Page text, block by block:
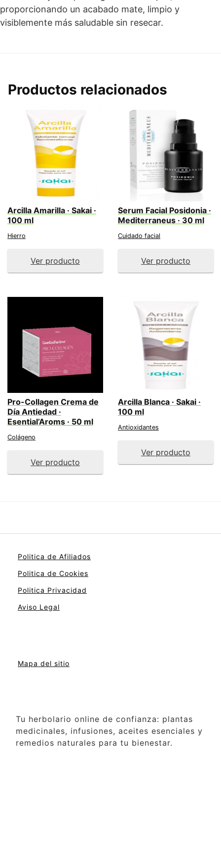
proporcionando un acabado mate, limpio y
visiblemente más saludable sin resecar.
Productos relacionados
Arcilla Amarilla · Sakai ·
100 ml
Hierro
Ver producto
Serum Facial Posidonia ·
Mediterraneus · 30 ml
Cuidado facial
Ver producto
Pro-Collagen Crema de
Día Antiedad ·
Esential’Aroms · 50 ml
Colágeno
Ver producto
Arcilla Blanca · Sakai ·
100 ml
Antioxidantes
Ver producto
Politica de Afiliados
Politica de Cookies
Politica Privacidad
Aviso Legal
Mapa del sitio
Tu herbolario online de confianza: plantas
medicinales, infusiones, aceites esenciales y
remedios naturales para tu bienestar.